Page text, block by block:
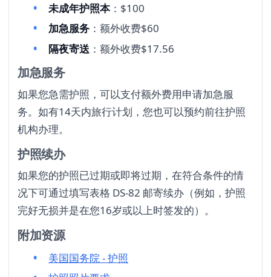
未成年护照本：$100
加急服务 ：额外收费$60
隔夜寄送 ：额外收费$17.56
加急服务
如果您急需护照，可以支付额外费用申请加急服
务。如有14天内旅行计划，您也可以预约前往护照
机构办理。
护照续办
如果您的护照已过期或即将过期，在符合条件的情
况下可通过填写表格 DS-82 邮寄续办（例如，护照
完好无损并是在您16岁或以上时签发的）。
附加资源
美国国务院 - 护照